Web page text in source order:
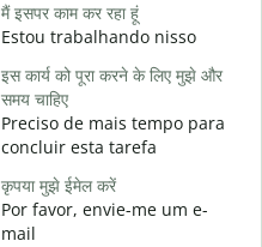
मैं इसपर काम कर रहा हूं
Estou trabalhando nisso
इस कार्य को पूरा करने के लिए मुझे और
समय चाहिए
Preciso de mais tempo para
concluir esta tarefa
कृपया मुझे ईमेल करें
Por favor, envie-me um e-
mail